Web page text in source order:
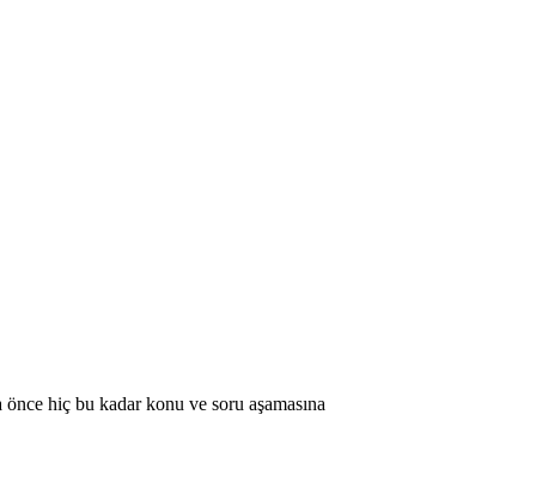
hiç bu kadar konu ve soru aşamasına